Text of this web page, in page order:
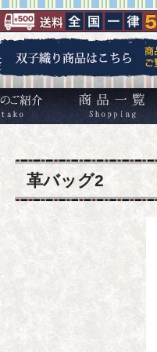
双子織り/機織のご紹介
革バッグ2